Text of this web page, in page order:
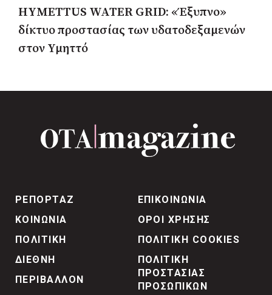
HYMETTUS WATER GRID: «Έξυπνο»
δίκτυο προστασίας των υδατοδεξαμενών
στον Υμηττό
ΡΕΠΟΡΤΑΖ
ΚΟΙΝΩΝΙΑ
ΠΟΛΙΤΙΚΗ
ΔΙΕΘΝΗ
ΠΕΡΙΒΑΛΛΟΝ
ΕΠΙΚΟΙΝΩΝΙΑ
ΟΡΟΙ ΧΡΗΣΗΣ
ΠΟΛΙΤΙΚΗ COOKIES
ΠΟΛΙΤΙΚΗ
ΠΡΟΣΤΑΣΙΑΣ
ΠΡΟΣΩΠΙΚΩΝ